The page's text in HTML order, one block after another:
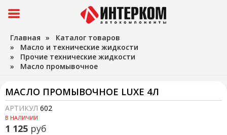
Главная » Каталог товаров
» Масло и технические жидкости
» Прочие технические жидкости
» Масло промывочное
МАСЛО ПРОМЫВОЧНОЕ LUXE 4Л
АРТИКУЛ 602
В НАЛИЧИИ
1 125 руб